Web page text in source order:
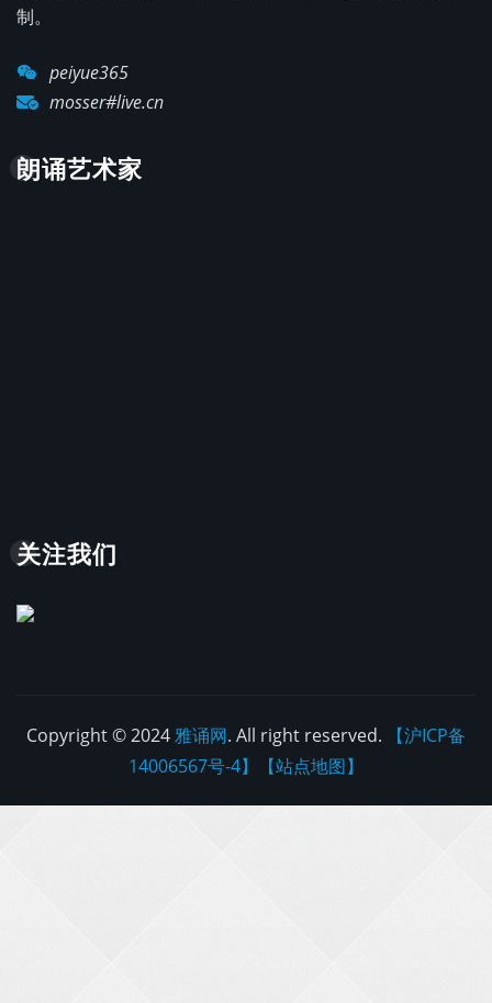
制。
peiyue365
mosser#live.cn
朗诵艺术家
关注我们
Copyright © 2024雅诵网. All right reserved.
【沪ICP备
14006567号-4】
【站点地图】